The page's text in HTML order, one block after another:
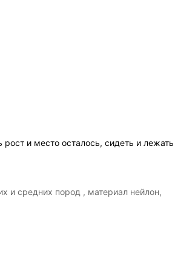
и место осталось, сидеть и лежать
и средних пород , материал нейлон,